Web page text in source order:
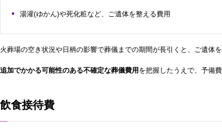
湯灌(ゆかん)や死化粧など、ご遺体を整える費用
火葬場の空き状況や日柄の影響で葬儀までの期間が長引くと、ご遺体
追加でかかる可能性のある不確定な葬儀費用を把握したうえで、予備
飲食接待費